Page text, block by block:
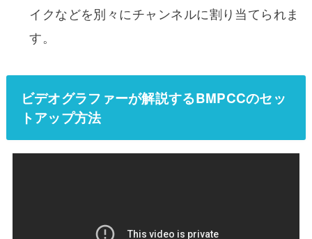
イクなどを別々にチャンネルに割り当てられま
す。
ビデオグラファーが解説するBMPCCのセッ
トアップ方法